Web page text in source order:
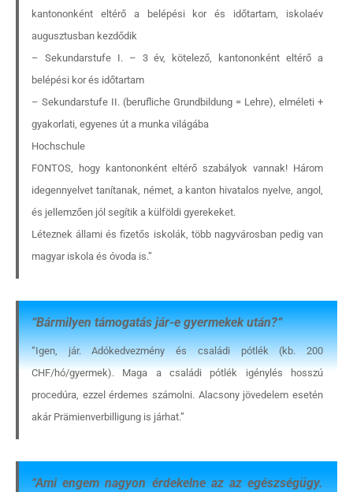
kantononként eltérő a belépési kor és időtartam, iskolaév
augusztusban kezdődik
– Sekundarstufe I. – 3 év, kötelező, kantononként eltérő a
belépési kor és időtartam
– Sekundarstufe II. (berufliche Grundbildung = Lehre), elméleti +
gyakorlati, egyenes út a munka világába
Hochschule
FONTOS, hogy kantononként eltérő szabályok vannak! Három
idegennyelvet tanítanak, német, a kanton hivatalos nyelve, angol,
és jellemzően jól segítik a külföldi gyerekeket.
Léteznek állami és fizetős iskolák, több nagyvárosban pedig van
magyar iskola és óvoda is.”
“Bármilyen támogatás jár-e gyermekek után?“
“Igen, jár. Adókedvezmény és családi pótlék (kb. 200
CHF/hó/gyermek). Maga a családi pótlék igénylés hosszú
procedúra, ezzel érdemes számolni. Alacsony jövedelem esetén
akár Prämienverbilligung is járhat.”
“Ami engem nagyon érdekelne az az egészségügy.